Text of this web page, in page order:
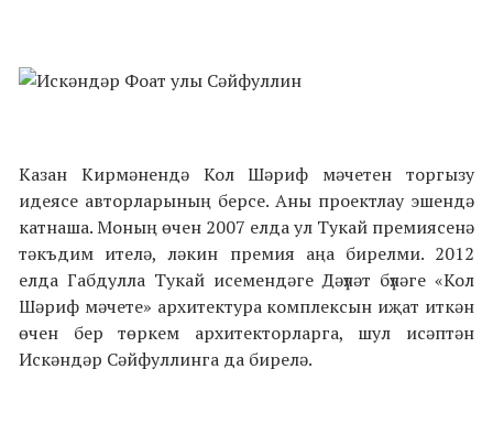
Казан Кирмәнендә Кол Шәриф мәчетен торгызу
идеясе авторларының берсе. Аны проектлау эшендә
катнаша. Моның өчен 2007 елда ул Тукай премиясенә
тәкъдим ителә, ләкин премия аңа бирелми. 2012
елда Габдулла Тукай исемендәге Дәүләт бүләге «Кол
Шәриф мәчете» архитектура комплексын иҗат иткән
өчен бер төркем архитекторларга, шул исәптән
Искәндәр Сәйфуллинга да бирелә.